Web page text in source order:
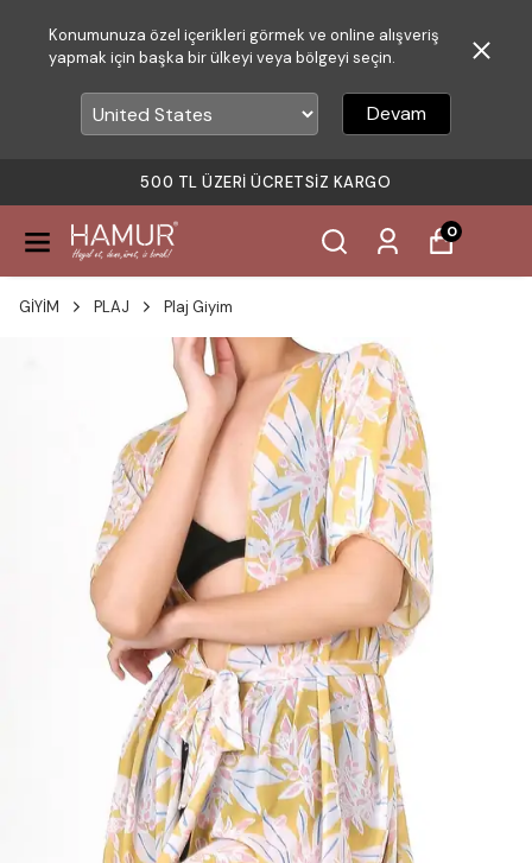
Konumunuza özel içerikleri görmek ve online alışveriş
yapmak için başka bir ülkeyi veya bölgeyi seçin.
Devam
500 TL ÜZERI ÜCRETSIZ KARGO
0
GİYİM PLAJ Plaj Giyim